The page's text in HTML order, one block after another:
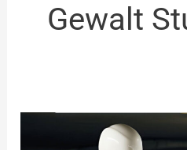
Gewalt
Selbstverteidigung